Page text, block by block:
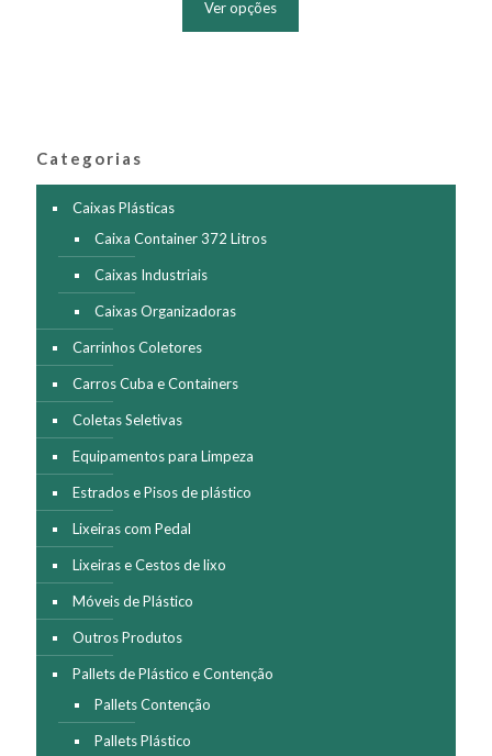
Ver opções
na
Categorias
Caixas Plásticas
Caixa Container 372 Litros
Caixas Industriais
Caixas Organizadoras
Carrinhos Coletores
Carros Cuba e Containers
Coletas Seletivas
Equipamentos para Limpeza
Estrados e Pisos de plástico
Lixeiras com Pedal
Lixeiras e Cestos de lixo
Móveis de Plástico
Outros Produtos
Pallets de Plástico e Contenção
Pallets Contenção
Pallets Plástico